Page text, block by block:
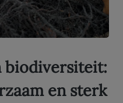
biodiversiteit:
en sterk